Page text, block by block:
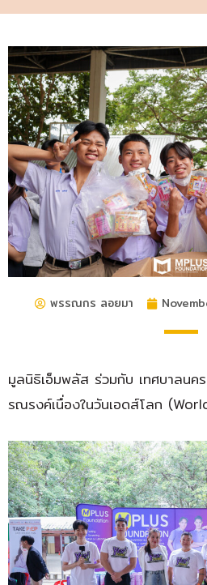
พรรณกร ลอยมา
มูลนิธิเอ็มพลัส ร่วมกับ เทศบาลนค
รณรงค์เนื่องในวันเอดส์โลก